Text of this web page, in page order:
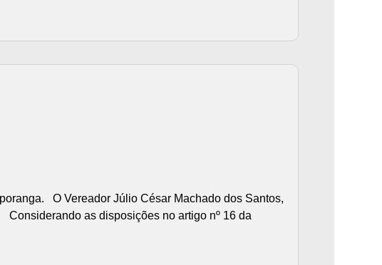
O Vereador Júlio César Machado dos Santos,
as disposições no artigo nº 16 da